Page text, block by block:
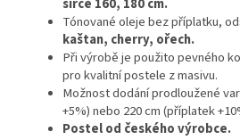
šířce 160, 180 cm.
Tónované oleje bez příplatku,
kaštan, cherry, ořech.
Při výrobě je použito pevného
pro kvalitní postele z masivu.
Možnost dodání prodloužené
+5%) nebo 220 cm (příplatek
Postel od českého výrobce.